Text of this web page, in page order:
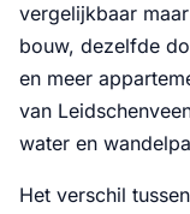
vergelijkbaar
bouw, dezelfde
en meer
van
water en
Het verschil